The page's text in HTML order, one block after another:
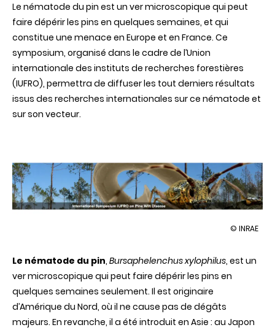
Le nématode du pin est un ver microscopique qui peut
faire dépérir les pins en quelques semaines, et qui
constitue une menace en Europe et en France. Ce
symposium, organisé dans le cadre de l’Union
internationale des instituts de recherches forestières
(IUFRO), permettra de diffuser les tout derniers résultats
issus des recherches internationales sur ce nématode et
sur son vecteur.
illustration
sur
nématode
© INRAE
Le nématode du pin, Bursaphelenchus xylophilus, est un
ver microscopique qui peut faire dépérir les pins en
quelques semaines seulement. Il est originaire
d’Amérique du Nord, où il ne cause pas de dégâts
majeurs. En revanche, il a été introduit en Asie : au Japon